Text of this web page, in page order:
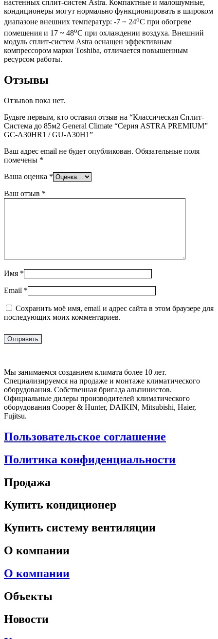
настенных сплит-систем Astra. Компактные и малошумные,
кондиционеры могут нормально функционировать в широком
диапазоне внешних температур: -7 ~ 24оC при обогреве
помещения и 17 ~ 48оC при охлаждении воздуха. Внешний
модуль сплит-систем Astra оснащен эффективным
компрессором марки Toshiba, отличается повышенным
ресурсом работы.
Отзывы
Отзывов пока нет.
Будьте первым, кто оставил отзыв на “Классическая Сплит-
Система до 85м2 General Climate “Серия ASTRA PREMIUM”
GC-A30HR1 / GU-A30H1”
Ваш адрес email не будет опубликован. Обязательные поля
помечены *
Ваша оценка *
Ваш отзыв *
Имя *
Email *
Сохранить моё имя, email и адрес сайта в этом браузере для
последующих моих комментариев.
Мы занимаемся созданием климата более 10 лет.
Специализируемся на продаже и монтаже климатического
оборудования. Собственная бригада альпинистов.
Официальные дилеры производителей климатического
оборудования Cooper & Hunter, DAIKIN, Mitsubishi, Haier,
Fujitsu.
Пользовательское соглашение
Политика конфиденциальности
Продажа
Купить кондиционер
Купить систему вентиляции
О компании
О компании
Объекты
Новости